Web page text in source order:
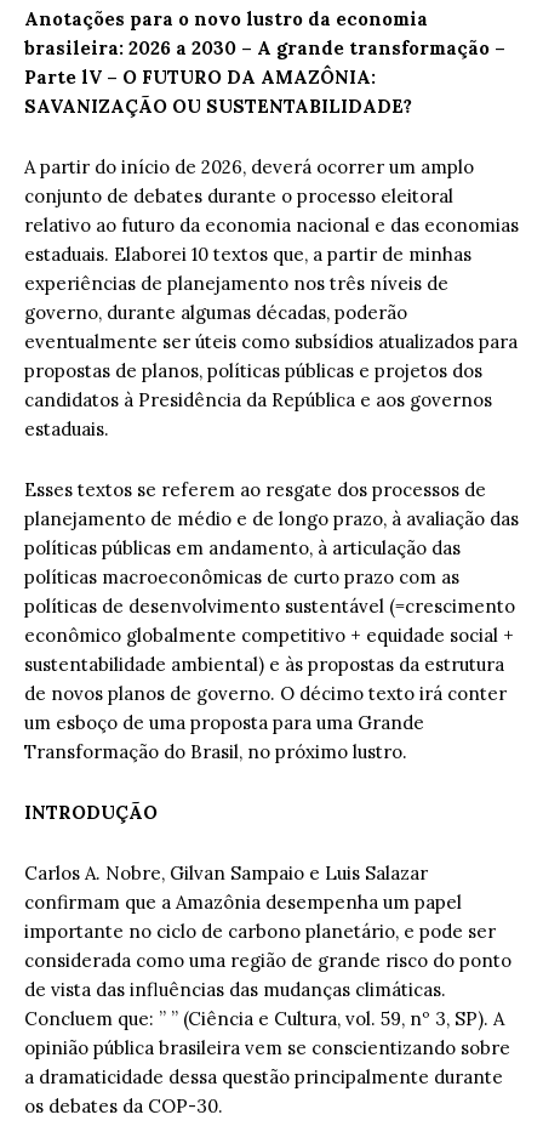
Anotações para o novo lustro da economia
brasileira: 2026 a 2030 – A grande transformação –
Parte lV – O FUTURO DA AMAZÔNIA:
SAVANIZAÇÃO OU SUSTENTABILIDADE?
A partir do início de 2026, deverá ocorrer um amplo
conjunto de debates durante o processo eleitoral
relativo ao futuro da economia nacional e das economias
estaduais. Elaborei 10 textos que, a partir de minhas
experiências de planejamento nos três níveis de
governo, durante algumas décadas, poderão
eventualmente ser úteis como subsídios atualizados para
propostas de planos, políticas públicas e projetos dos
candidatos à Presidência da República e aos governos
estaduais.
Esses textos se referem ao resgate dos processos de
planejamento de médio e de longo prazo, à avaliação das
políticas públicas em andamento, à articulação das
políticas macroeconômicas de curto prazo com as
políticas de desenvolvimento sustentável (=crescimento
econômico globalmente competitivo + equidade social +
sustentabilidade ambiental) e às propostas da estrutura
de novos planos de governo. O décimo texto irá conter
um esboço de uma proposta para uma Grande
Transformação do Brasil, no próximo lustro.
INTRODUÇÃO
Carlos A. Nobre, Gilvan Sampaio e Luis Salazar
confirmam que a Amazônia desempenha um papel
importante no ciclo de carbono planetário, e pode ser
considerada como uma região de grande risco do ponto
de vista das influências das mudanças climáticas.
Concluem que: ” ” (Ciência e Cultura, vol. 59, nº 3, SP). A
opinião pública brasileira vem se conscientizando sobre
a dramaticidade dessa questão principalmente durante
os debates da COP-30.